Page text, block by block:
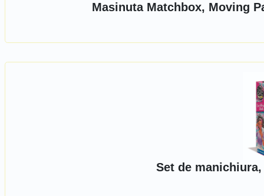
Masinuta Matchbox, Moving
Set de